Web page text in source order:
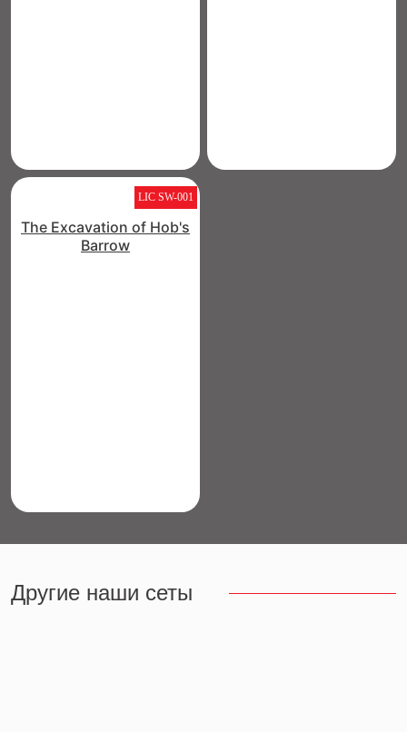
LIC SW-001
The Excavation of Hob's
Barrow
Другие наши сеты